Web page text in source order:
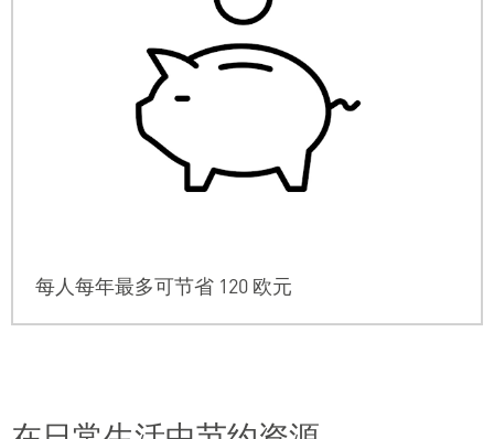
每人每年最多可节省 120 欧元